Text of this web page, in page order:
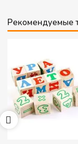
Рекомендуемые